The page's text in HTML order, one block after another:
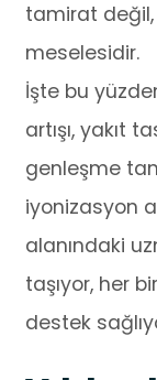
tamirat değil,
meselesidir.
İşte bu
artışı, yakıt
genleşme
iyonizasyon
alanındaki
taşıyor, her
destek